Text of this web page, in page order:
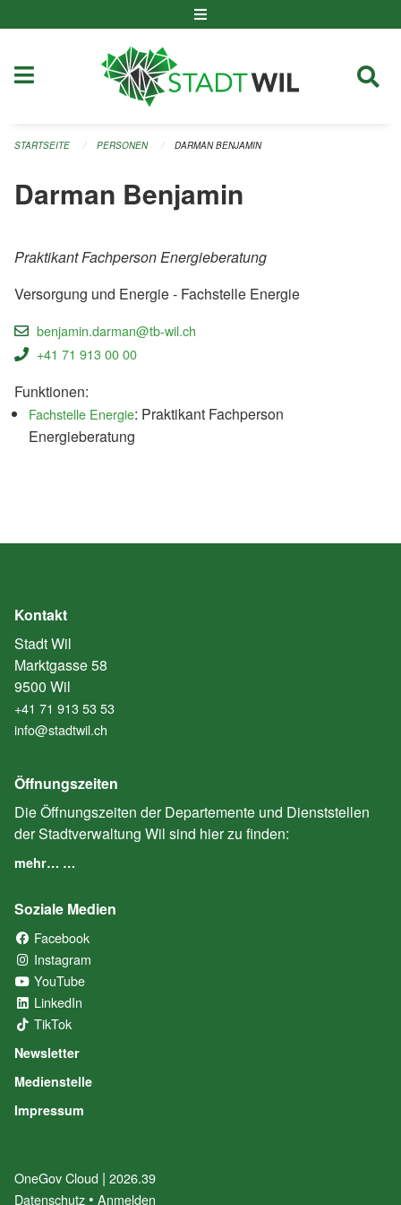
STARTSEITE PERSONEN DARMAN BENJAMIN
Darman Benjamin
Praktikant Fachperson Energieberatung
Versorgung und Energie - Fachstelle Energie
benjamin.darman@tb-wil.ch
+41 71 913 00 00
Funktionen:
Fachstelle Energie: Praktikant Fachperson
Energieberatung
Kontakt
Stadt Wil
Marktgasse 58
9500 Wil
+41 71 913 53 53
info@stadtwil.ch
Öffnungszeiten
Die Öffnungszeiten der Departemente und Dienststellen
der Stadtverwaltung Wil sind hier zu finden:
mehr… …
Soziale Medien
Facebook
Instagram
YouTube
LinkedIn
TikTok
Newsletter
Medienstelle
Impressum
OneGov Cloud (External Link)
| 2026.39
Datenschutz (External Link)
Anmelden